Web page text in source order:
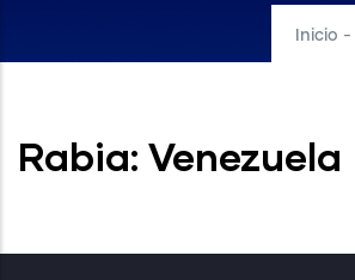
Inicio -
Rabia: Venezuela